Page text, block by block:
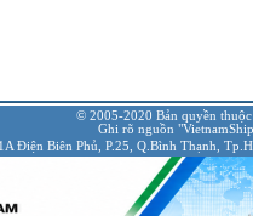
© 2005-2020 Bản quyền
Ghi rõ nguồn
Điện Biên Phủ, P.25, Q.Bình Thạnh,